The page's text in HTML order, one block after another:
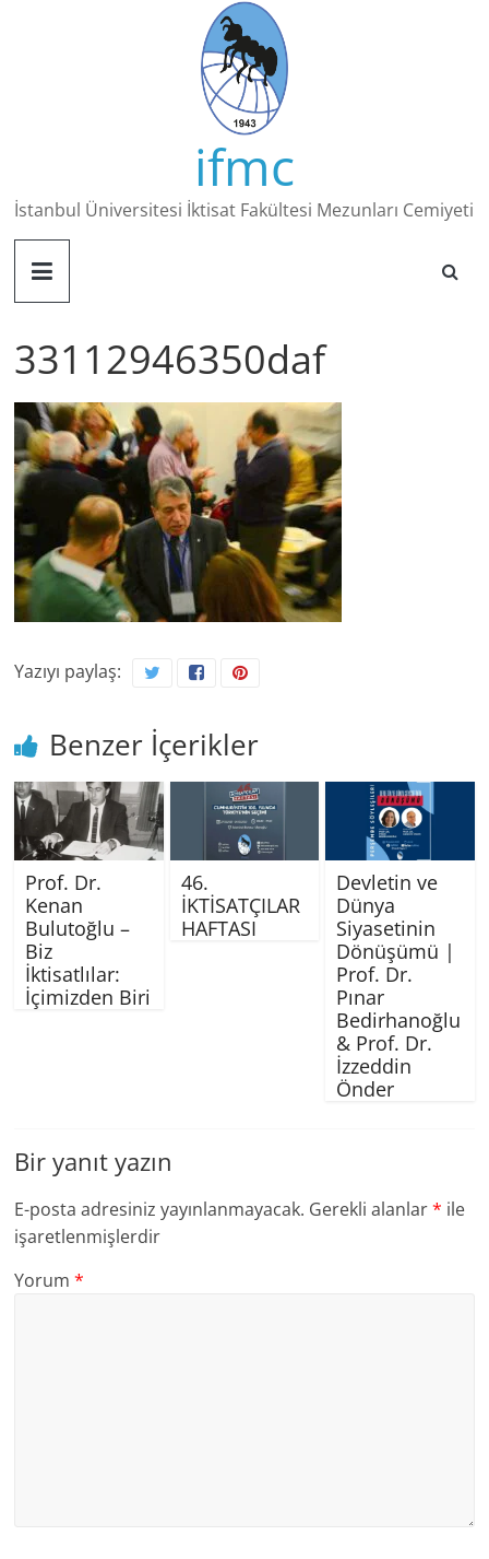
ifmc
İstanbul Üniversitesi İktisat Fakültesi Mezunları Cemiyeti
33112946350daf
Yazıyı paylaş:
Benzer İçerikler
Prof. Dr.
Kenan
Bulutoğlu –
Biz
İktisatlılar:
İçimizden Biri
46.
İKTİSATÇILAR
HAFTASI
Devletin ve
Dünya
Siyasetinin
Dönüşümü |
Prof. Dr.
Pınar
Bedirhanoğlu
& Prof. Dr.
İzzeddin
Önder
Bir yanıt yazın
E-posta adresiniz yayınlanmayacak. Gerekli alanlar* ile
işaretlenmişlerdir
Yorum*